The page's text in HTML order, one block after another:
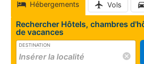
Hébergements Vols
Rechercher Hôtels, chambres
de vacances
DESTINATION